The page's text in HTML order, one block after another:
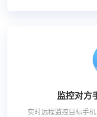
监控对方
实时远程监控目标手